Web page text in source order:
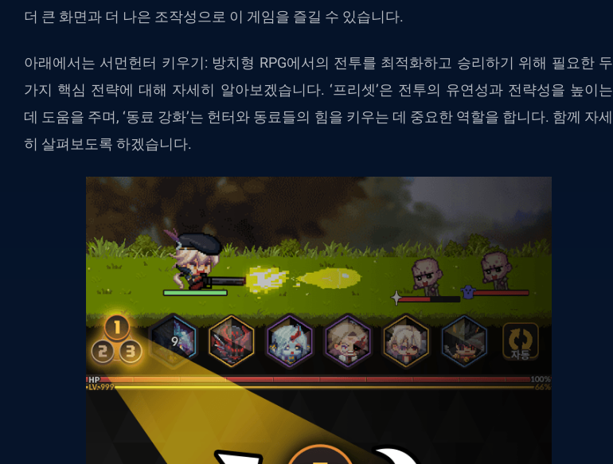
더 큰 화면과 더 나은 조작성으로 이 게임을 즐길 수 있습니다.
아래에서는 서먼헌터 키우기: 방치형 RPG에서의 전투를 최적화하고 승리하기 위해 필요한 두
가지 핵심 전략에 대해 자세히 알아보겠습니다. ‘프리셋’은 전투의 유연성과 전략성을 높이는
데 도움을 주며, ‘동료 강화’는 헌터와 동료들의 힘을 키우는 데 중요한 역할을 합니다. 함께 자세
히 살펴보도록 하겠습니다.